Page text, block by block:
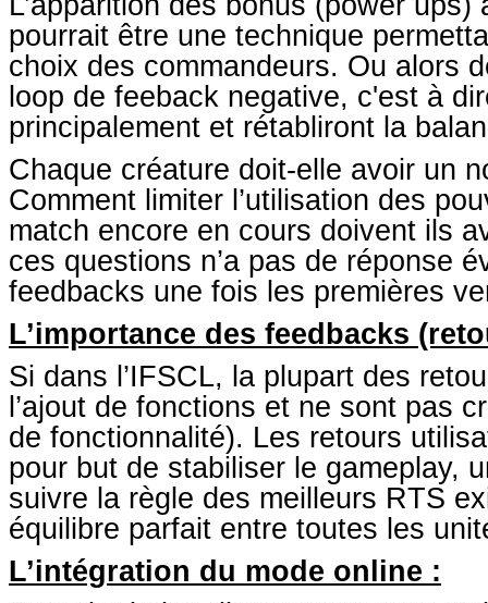
pourrait être une technique
choix des commandeurs. Ou alors
loop de feeback negative, c'est à
principalement et rétabliront la
Chaque créature doit-elle avoir un
Comment limiter l’utilisation des
match encore en cours doivent ils
ces questions n’a pas de réponse
feedbacks une fois les premières
L’importance des feedbacks
Si dans l’IFSCL, la plupart des
l’ajout de fonctions et ne sont pas
de fonctionnalité). Les retours
pour but de stabiliser le gameplay,
suivre la règle des meilleurs RTS
équilibre parfait entre toutes les
L’intégration du mode online :